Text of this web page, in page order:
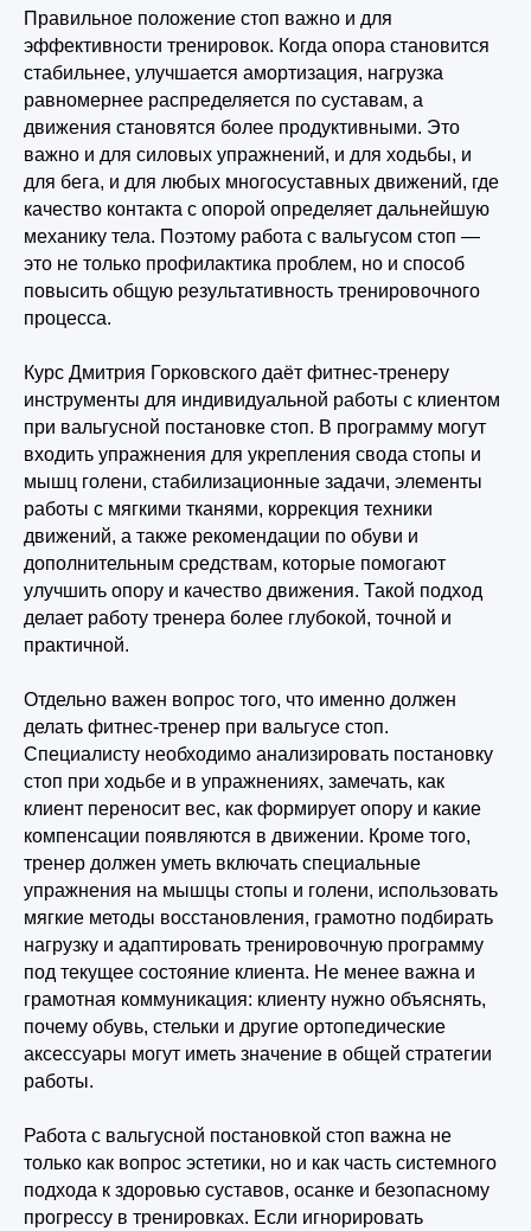
Правильное положение стоп важно и для
эффективности тренировок. Когда опора становится
стабильнее, улучшается амортизация, нагрузка
равномернее распределяется по суставам, а
движения становятся более продуктивными. Это
важно и для силовых упражнений, и для ходьбы, и
для бега, и для любых многосуставных движений, где
качество контакта с опорой определяет дальнейшую
механику тела. Поэтому работа с вальгусом стоп —
это не только профилактика проблем, но и способ
повысить общую результативность тренировочного
процесса.
Курс Дмитрия Горковского даёт фитнес-тренеру
инструменты для индивидуальной работы с клиентом
при вальгусной постановке стоп. В программу могут
входить упражнения для укрепления свода стопы и
мышц голени, стабилизационные задачи, элементы
работы с мягкими тканями, коррекция техники
движений, а также рекомендации по обуви и
дополнительным средствам, которые помогают
улучшить опору и качество движения. Такой подход
делает работу тренера более глубокой, точной и
практичной.
Отдельно важен вопрос того, что именно должен
делать фитнес-тренер при вальгусе стоп.
Специалисту необходимо анализировать постановку
стоп при ходьбе и в упражнениях, замечать, как
клиент переносит вес, как формирует опору и какие
компенсации появляются в движении. Кроме того,
тренер должен уметь включать специальные
упражнения на мышцы стопы и голени, использовать
мягкие методы восстановления, грамотно подбирать
нагрузку и адаптировать тренировочную программу
под текущее состояние клиента. Не менее важна и
грамотная коммуникация: клиенту нужно объяснять,
почему обувь, стельки и другие ортопедические
аксессуары могут иметь значение в общей стратегии
работы.
Работа с вальгусной постановкой стоп важна не
только как вопрос эстетики, но и как часть системного
подхода к здоровью суставов, осанке и безопасному
прогрессу в тренировках. Если игнорировать